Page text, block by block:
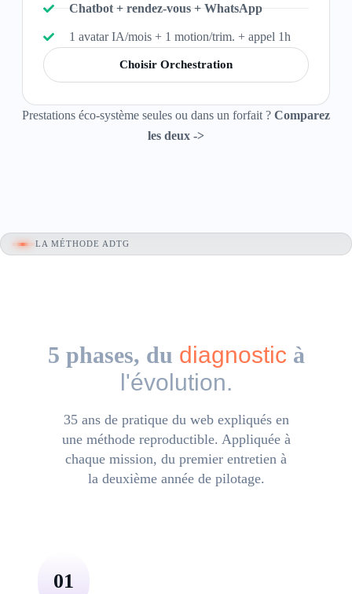
Chatbot + rendez-vous + WhatsApp
1 avatar IA/mois + 1 motion/trim. + appel 1h
Choisir Orchestration
Prestations éco-système seules ou dans un forfait ? Comparez
les deux ->
LA MÉTHODE ADTG
5 phases, du diagnostic à
l'évolution.
35 ans de pratique du web expliqués en
une méthode reproductible. Appliquée à
chaque mission, du premier entretien à
la deuxième année de pilotage.
01